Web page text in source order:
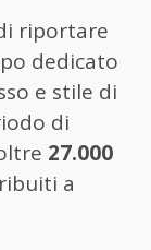
riportare
dedicato
e stile di
di
27.000
a